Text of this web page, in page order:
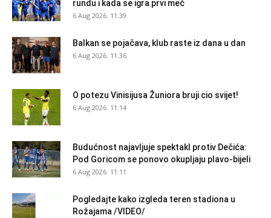
rundu i kada se igra prvi meč
6 Aug 2026. 11:39
Balkan se pojačava, klub raste iz dana u dan
6 Aug 2026. 11:36
O potezu Vinisijusa Žuniora bruji cio svijet!
6 Aug 2026. 11:14
Budućnost najavljuje spektakl protiv Dečića:
Pod Goricom se ponovo okupljaju plavo-bijeli
6 Aug 2026. 11:11
Pogledajte kako izgleda teren stadiona u
Rožajama /VIDEO/